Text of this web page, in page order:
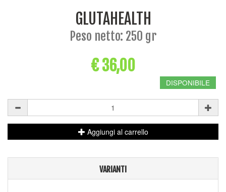
GLUTAHEALTH
Peso netto: 250 gr
€ 36,00
DISPONIBILE
Aggiungi al carrello
VARIANTI